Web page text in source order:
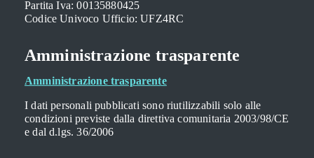
Partita Iva: 00135880425
Codice Univoco Ufficio: UFZ4RC
Amministrazione trasparente
Amministrazione trasparente
I dati personali pubblicati sono riutilizzabili solo alle
condizioni previste dalla direttiva comunitaria 2003/98/CE
e dal d.lgs. 36/2006